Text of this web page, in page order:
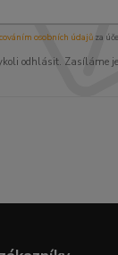
osobních údajůza
odhlásit. Zasíláme